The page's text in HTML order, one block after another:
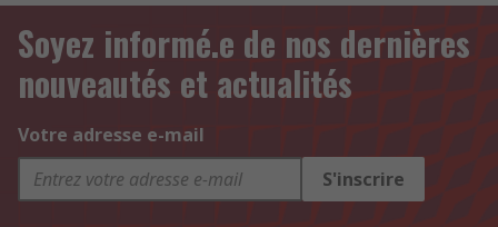
Soyez informé.e de nos dernières
nouveautés et actualités
Votre adresse e-mail
S'inscrire